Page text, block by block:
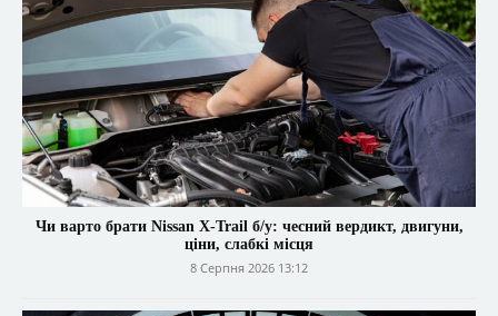
Чи варто брати Nissan X-Trail б/у: чесний вердикт, двигуни,
ціни, слабкі місця
8 Серпня 2026 13:12